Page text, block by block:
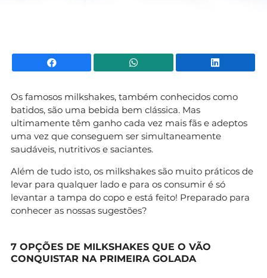
Facebook WhatsApp
Os famosos milkshakes, também conhecidos como
batidos, são uma bebida bem clássica. Mas
ultimamente têm ganho cada vez mais fãs e adeptos
uma vez que conseguem ser simultaneamente
saudáveis, nutritivos e saciantes.
Além de tudo isto, os milkshakes são muito práticos de
levar para qualquer lado e para os consumir é só
levantar a tampa do copo e está feito! Preparado para
conhecer as nossas sugestões?
7 OPÇÕES DE MILKSHAKES QUE O VÃO
CONQUISTAR NA PRIMEIRA GOLADA